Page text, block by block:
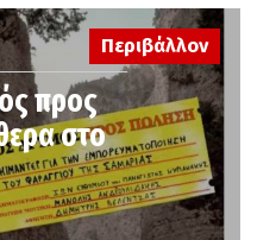
Περιβάλλον
προς
στο